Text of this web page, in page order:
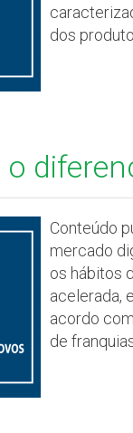
dos
Conteúdo
mercado
os hábitos
acelerada,
acordo
de